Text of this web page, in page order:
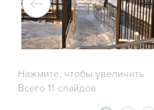
Нажмите, чтобы увеличить
Всего 11 слайдов